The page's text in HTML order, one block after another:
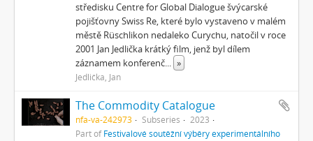
středisku Centre for Global Dialogue švýcarské
pojišťovny Swiss Re, které bylo vystaveno v malém
městě Rüschlikon nedaleko Curychu, natočil v roce
2001 Jan Jedlička krátký film, jenž byl dílem
záznamem konferenč... »
Jedlička, Jan
The Commodity Catalogue
nfa-va-242973 Subseries
2023
Part ofFestivalové soutěžní výběry experimentálního